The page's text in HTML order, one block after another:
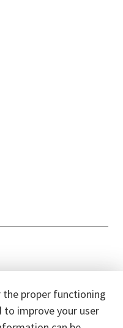
the proper functioning
improve your user